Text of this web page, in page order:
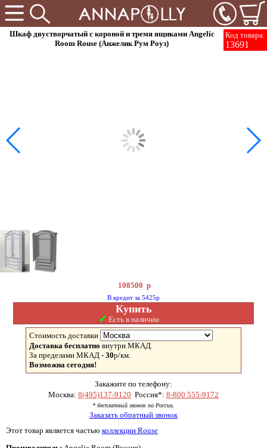
Код товара:
13691
Шкаф двустворчатый с короной и тремя ящиками Angelic
Room Rouse (Анжелик Рум Роуз)
108500 р
В кредит за 5425р
Купить
✓ Есть в наличии
Стоимость доставки
Доставка бесплатно внутри МКАД.
За пределами МКАД - 30р/км.
Возможна сегодня!
Закажите по телефону:
Москва: 8(495)137-9120 Россия*: 8-800 555-9172
* бесплатный звонок по России.
Заказать обратный звонок
Этот товар является частью коллекции Rouse